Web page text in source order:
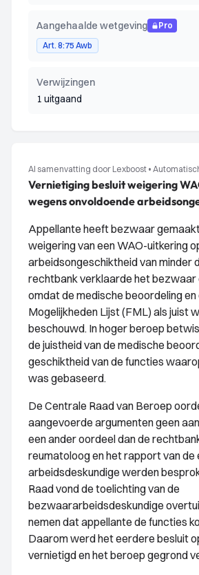
Aangehaalde wetgeving
Pro
Art. 8:75 Awb
Verwijzingen
1 uitgaand
AI samenvatting door Lexboost •
Vernietiging besluit weigering
wegens onvoldoende
Appellante heeft bezwaar
weigering van een WAO-uitkering
arbeidsongeschiktheid van minder
rechtbank verklaarde het bezwaar
omdat de medische beoordeling
Mogelijkheden Lijst (FML) als juist
beschouwd. In hoger beroep
de juistheid van de medische
geschiktheid van de functies
was gebaseerd.
De Centrale Raad van Beroep
aangevoerde argumenten geen
een ander oordeel dan de
reumatoloog en het rapport van de
arbeidsdeskundige werden
Raad vond de toelichting van de
bezwaararbeidsdeskundige
nemen dat appellante de functies
Daarom werd het eerdere besluit
vernietigd en het beroep gegrond